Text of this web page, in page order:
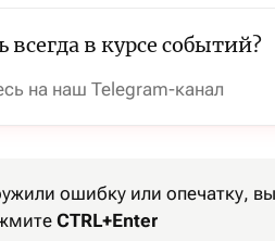
всегда в курсе событий?
на наш Telegram-канал
ошибку или опечатку,
CTRL+Enter